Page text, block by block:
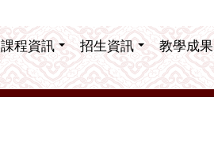
課程資訊 招生資訊 教學成果